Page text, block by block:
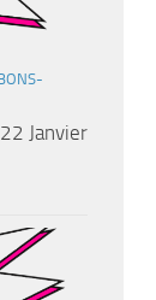
Janvier